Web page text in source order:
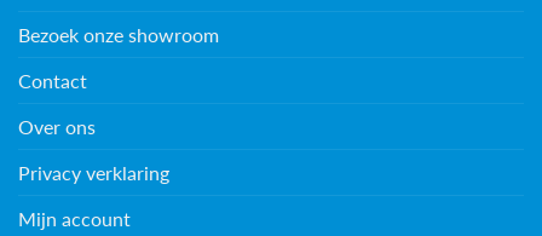
Bezoek onze showroom
Contact
Over ons
Privacy verklaring
Mijn account